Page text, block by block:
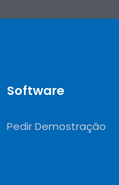
Software
Pedir Demostração